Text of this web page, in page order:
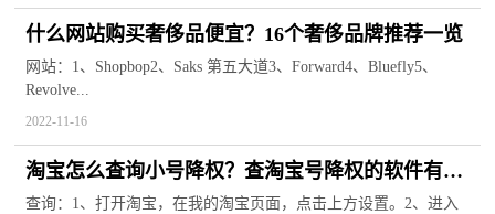
什么网站购买奢侈品便宜？16个奢侈品牌推荐一览
网站：1、Shopbop2、Saks 第五大道3、Forward4、Bluefly5、
Revolve...
2022-11-16
淘宝怎么查询小号降权？查淘宝号降权的软件有哪
些？
查询：1、打开淘宝，在我的淘宝页面，点击上方设置。2、进入